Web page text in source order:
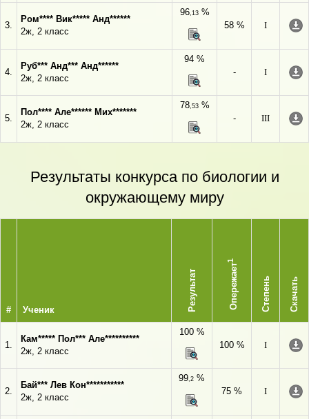
3.
Ром**** Вик***** Анд******
2ж, 2 класс
96,13%
58 %
I
4.
Руб*** Анд*** Анд******
2ж, 2 класс
94 %
-
I
5.
Пол**** Але****** Мих*******
2ж, 2 класс
78,53%
-
III
Результаты конкурса по биологии и
окружающему миру
# Ученик Результат Опережает
1
Степень Скачать
1.
Кам***** Пол*** Але**********
2ж, 2 класс
100 %
100 %
I
2.
Бай*** Лев Кон***********
2ж, 2 класс
99,2 %
75 %
I